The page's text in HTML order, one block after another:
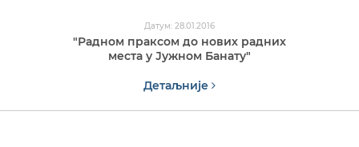
Датум: 28.01.2016
"Радном праксом до нових радних
места у Јужном Банату"
Детаљније